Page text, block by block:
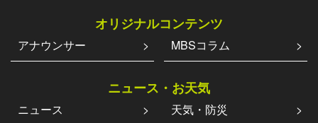
オリジナルコンテンツ
アナウンサー MBSコラム
ニュース・お天気
ニュース 天気・防災